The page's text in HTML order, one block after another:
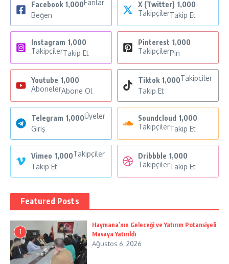
Facebook 1,000Fanlar
Beğen
X (Twitter) 1,000
TakipçilerTakip Et
Instagram 1,000
TakipçilerTakip Et
Pinterest 1,000
TakipçilerPin
Youtube 1,000
AbonelerAbone Ol
Tiktok 1,000Takipçiler
Takip Et
Telegram 1,000Üyeler
Giriş
Soundcloud 1,000
TakipçilerTakip Et
Vimeo 1,000Takipçiler
Takip Et
Dribbble 1,000
TakipçilerTakip Et
Featured Posts
1
Haymana’nın Geleceği ve Yatırım Potansiyeli
Masaya Yatırıldı
Ağustos 6, 2026